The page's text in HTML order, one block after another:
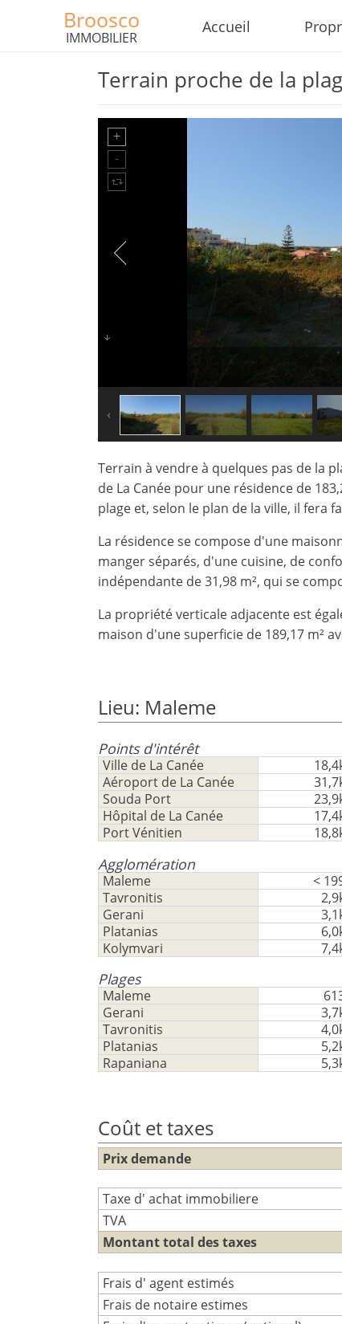
Broosco
IMMOBILIER
Accueil
Terrain proche de la
Terrain à vendre à quelques pas de la
de La Canée pour une résidence de
plage et, selon le plan de la ville, il fera
La résidence se compose d'une
manger séparés, d'une cuisine, de
indépendante de 31,98 m², qui se
La propriété verticale adjacente est
maison d'une superficie de 189,17 m²
Lieu: Maleme
Points d'intérêt
Ville de La Canée
Aéroport de La Canée
Souda Port
Hôpital de La Canée
Port Vénitien
Agglomération
Maleme
<
Tavronitis
Gerani
Platanias
Kolymvari
Plages
Maleme
Gerani
Tavronitis
Platanias
Rapaniana
Coût et taxes
Prix demande
Taxe d' achat immobiliere
TVA
Montant total des taxes
Frais d' agent estimés
Frais de notaire estimes
Unités
Sauvegarder
fonctionnalité